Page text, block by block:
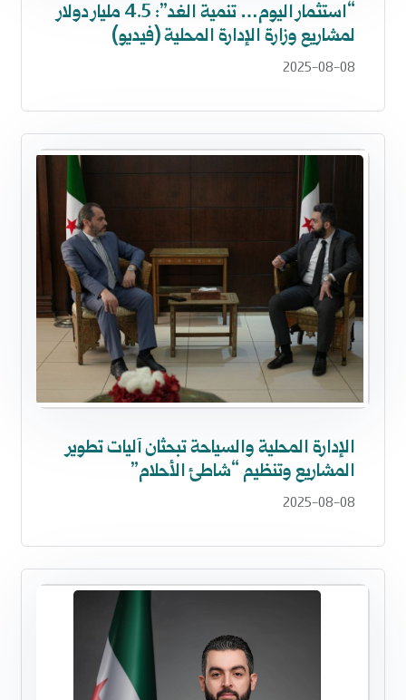
“استثمار اليوم… تنمية الغد”: 4.5 مليار دولار
لمشاريع وزارة الإدارة المحلية (فيديو)
2025-08-08
الإدارة المحلية والسياحة تبحثان آليات تطوير
المشاريع وتنظيم “شاطئ الأحلام”
2025-08-08